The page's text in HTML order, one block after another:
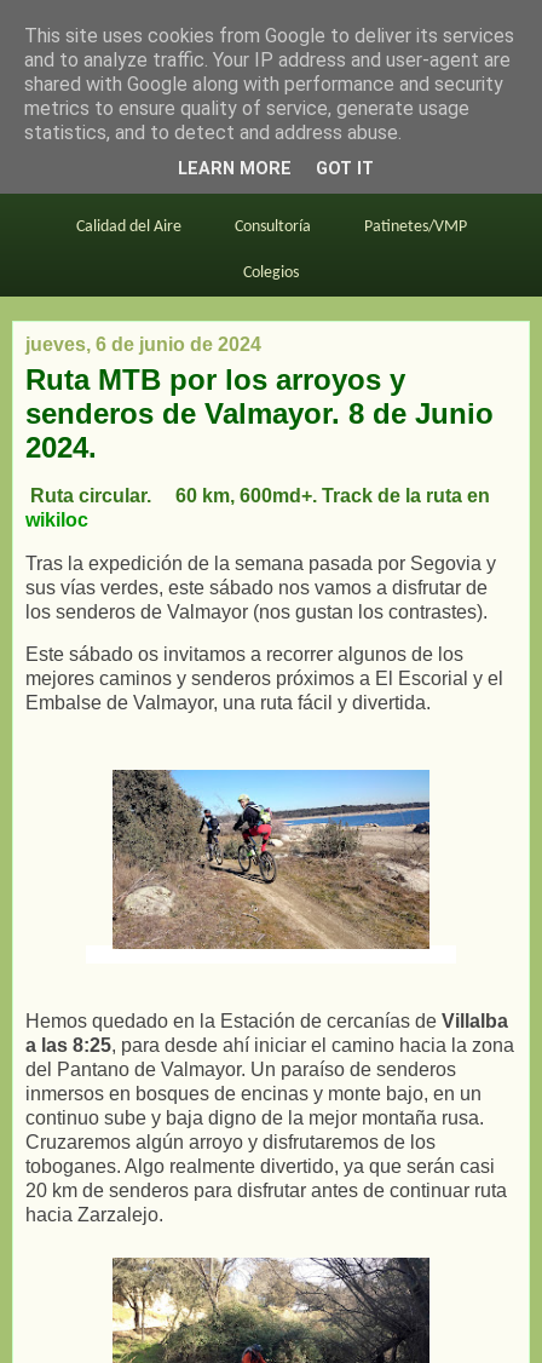
en bici por madrid
Este blog BiciMAD Primeros consejos
Calidad del Aire Consultoría Patinetes/VMP
Colegios
jueves, 6 de junio de 2024
Ruta MTB por los arroyos y
senderos de Valmayor. 8 de Junio
2024.
Ruta circular.
60 km, 600md+. Track de la ruta en
wikiloc
Tras la expedición de la semana pasada por Segovia y
sus vías verdes, este sábado nos vamos a disfrutar de
los senderos de Valmayor (nos gustan los contrastes).
Este sábado os invitamos a recorrer algunos de los
mejores caminos y senderos próximos a El Escorial y el
Embalse de Valmayor, una ruta fácil y divertida.
Hemos quedado en la Estación de cercanías de Villalba
a las 8:25, para desde ahí iniciar el camino hacia la zona
del Pantano de Valmayor. Un paraíso de senderos
inmersos en bosques de encinas y monte bajo, en un
continuo sube y baja digno de la mejor montaña rusa.
Cruzaremos algún arroyo y disfrutaremos de los
toboganes. Algo realmente divertido, ya que serán casi
20 km de senderos para disfrutar antes de continuar ruta
hacia Zarzalejo.
This site uses cookies from Google to deliver its services
and to analyze traffic. Your IP address and user-agent are
shared with Google along with performance and security
metrics to ensure quality of service, generate usage
statistics, and to detect and address abuse.
LEARN MORE GOT IT